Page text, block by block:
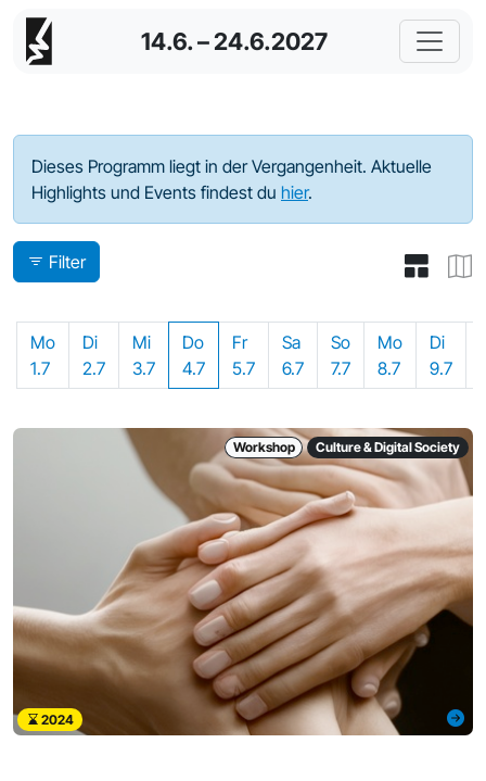
14.6. – 24.6.2027
Programm - 2024
Dieses Programm liegt in der Vergangenheit. Aktuelle
Highlights und Events findest du hier.
Filter
Mo
1.7
Di
2.7
Mi
3.7
Do
4.7
Fr
5.7
Sa
6.7
So
7.7
Mo
8.7
Di
9.7
Workshop Culture & Digital Society
2024